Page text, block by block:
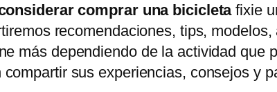
comprar una bicicletafixie
recomendaciones, tips,
más dependiendo de la actividad que
sus experiencias, consejos y